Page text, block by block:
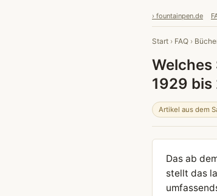
› fountainpen.de
Start › FAQ ›
1929 bis
Artikel aus dem
Das ab
stellt das